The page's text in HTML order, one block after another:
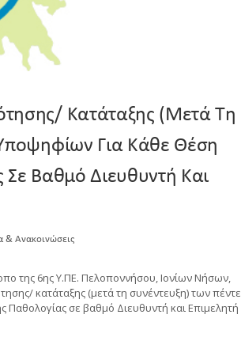
Κατάταξης (μετά Τη
Για Κάθε Θέση
Σε Βαθμό Διευθυντή Και
& Ανακοινώσεις
της 6ης Υ.ΠΕ. Πελοποννήσου, Ιονίων Νήσων,
κατάταξης (μετά τη συνέντευξη) των πέντε
σε βαθμό Διευθυντή και Επιμελητή